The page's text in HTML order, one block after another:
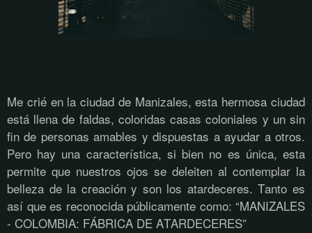
Me crié en la ciudad de Manizales, esta hermosa ciudad
está llena de faldas, coloridas casas coloniales y un sin
fin de personas amables y dispuestas a ayudar a otros.
Pero hay una característica, si bien no es única, esta
permite que nuestros ojos se deleiten al contemplar la
belleza de la creación y son los atardeceres. Tanto es
así que es reconocida públicamente como: “MANIZALES
- COLOMBIA: FÁBRICA DE ATARDECERES”